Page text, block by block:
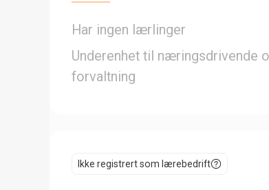
Har ingen lærlinger
Underenhet til næringsdrivende
forvaltning
Ikke registrert som lærebedrift